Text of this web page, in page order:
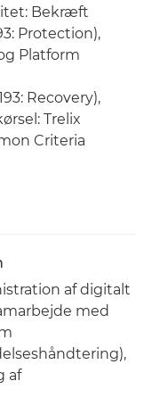
Bekræft
Protection),
Platform
Recovery),
Trelix
Criteria
af digitalt
med
af